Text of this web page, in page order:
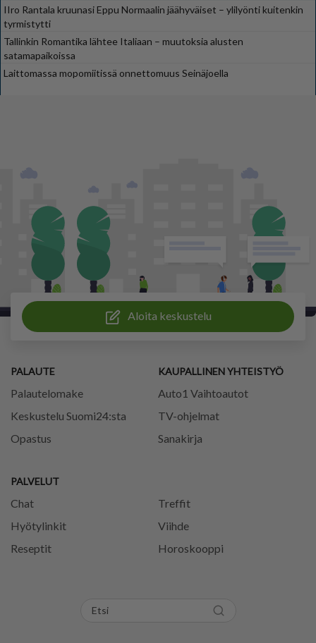
IIro Rantala kruunasi Eppu Normaalin jäähyväiset – ylilyönti kuitenkin
tyrmistytti
Tallinkin Romantika lähtee Italiaan – muutoksia alusten
satamapaikoissa
Laittomassa mopomiitissä onnettomuus Seinäjoella
Aloita keskustelu
PALAUTE
Palautelomake
Keskustelu Suomi24:sta
Opastus
PALVELUT
Chat
Treffit
Hyötylinkit
Viihde
Reseptit
Horoskooppi
KAUPALLINEN YHTEISTYÖ
Auto1 Vaihtoautot
TV-ohjelmat
Sanakirja